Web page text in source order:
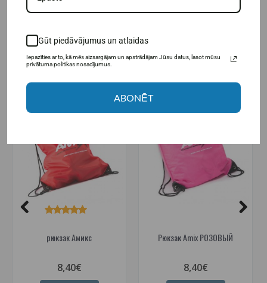
РЕКОМЕНДУЕМЫЕ ТОВАРЫ
рюкзак Амикс
8,40€
Рюкзак Amix РОЗОВЫЙ
8,40€
Gūt piedāvājumus un atlaidas
Iepazīties ar to, kā mēs aizsargājam un apstrādājam Jūsu datus, lasot mūsu
privātuma politikas nosacījumus.
ABONĒT